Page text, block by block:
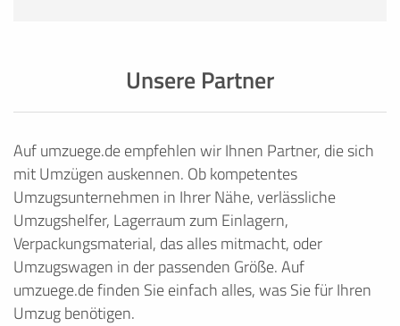
Unsere Partner
Auf umzuege.de empfehlen wir Ihnen Partner, die sich
mit Umzügen auskennen. Ob kompetentes
Umzugsunternehmen in Ihrer Nähe, verlässliche
Umzugshelfer, Lagerraum zum Einlagern,
Verpackungsmaterial, das alles mitmacht, oder
Umzugswagen in der passenden Größe. Auf
umzuege.de finden Sie einfach alles, was Sie für Ihren
Umzug benötigen.